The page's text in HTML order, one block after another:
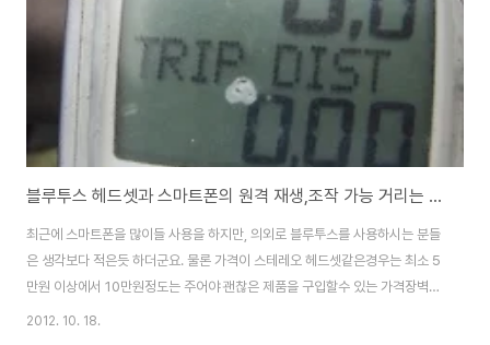
블루투스 헤드셋과 스마트폰의 원격 재생,조작 가능 거리는 최대 얼마나 될까?
최근에 스마트폰을 많이들 사용을 하지만, 의외로 블루투스를 사용하시는 분들
은 생각보다 적은듯 하더군요. 물론 가격이 스테레오 헤드셋같은경우는 최소 5
만원 이상에서 10만원정도는 주어야 괜찮은 제품을 구입할수 있는 가격장벽이
있지만, 한번 구입을 하면 단선될 염려도 없고, 등산, 조깅, 마라톤, 자전거 등의
2012. 10. 18.